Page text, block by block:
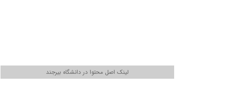
لینک اصل محتوا در دانشگاه بیرجند